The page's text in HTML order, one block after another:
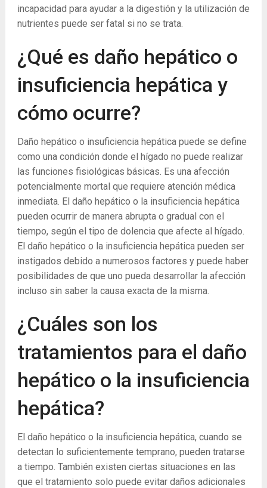
incapacidad para ayudar a la digestión y la utilización de
nutrientes puede ser fatal si no se trata.
¿Qué es daño hepático o
insuficiencia hepática y
cómo ocurre?
Daño hepático o insuficiencia hepática puede se define
como una condición donde el hígado no puede realizar
las funciones fisiológicas básicas. Es una afección
potencialmente mortal que requiere atención médica
inmediata. El daño hepático o la insuficiencia hepática
pueden ocurrir de manera abrupta o gradual con el
tiempo, según el tipo de dolencia que afecte al hígado.
El daño hepático o la insuficiencia hepática pueden ser
instigados debido a numerosos factores y puede haber
posibilidades de que uno pueda desarrollar la afección
incluso sin saber la causa exacta de la misma.
¿Cuáles son los
tratamientos para el daño
hepático o la insuficiencia
hepática?
El daño hepático o la insuficiencia hepática, cuando se
detectan lo suficientemente temprano, pueden tratarse
a tiempo. También existen ciertas situaciones en las
que el tratamiento solo puede evitar daños adicionales